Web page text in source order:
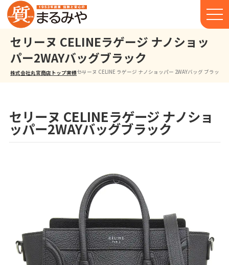
セリーヌ CELINEラゲージ ナノショッ
パー2WAYバッグブラック
株式会社丸宮商店トップ⁩実績セリーヌ CELINE ラゲージ ナノショッパー 2WAYバッグ ブラック
セリーヌ CELINEラゲージ ナノショ
ッパー2WAYバッグブラック